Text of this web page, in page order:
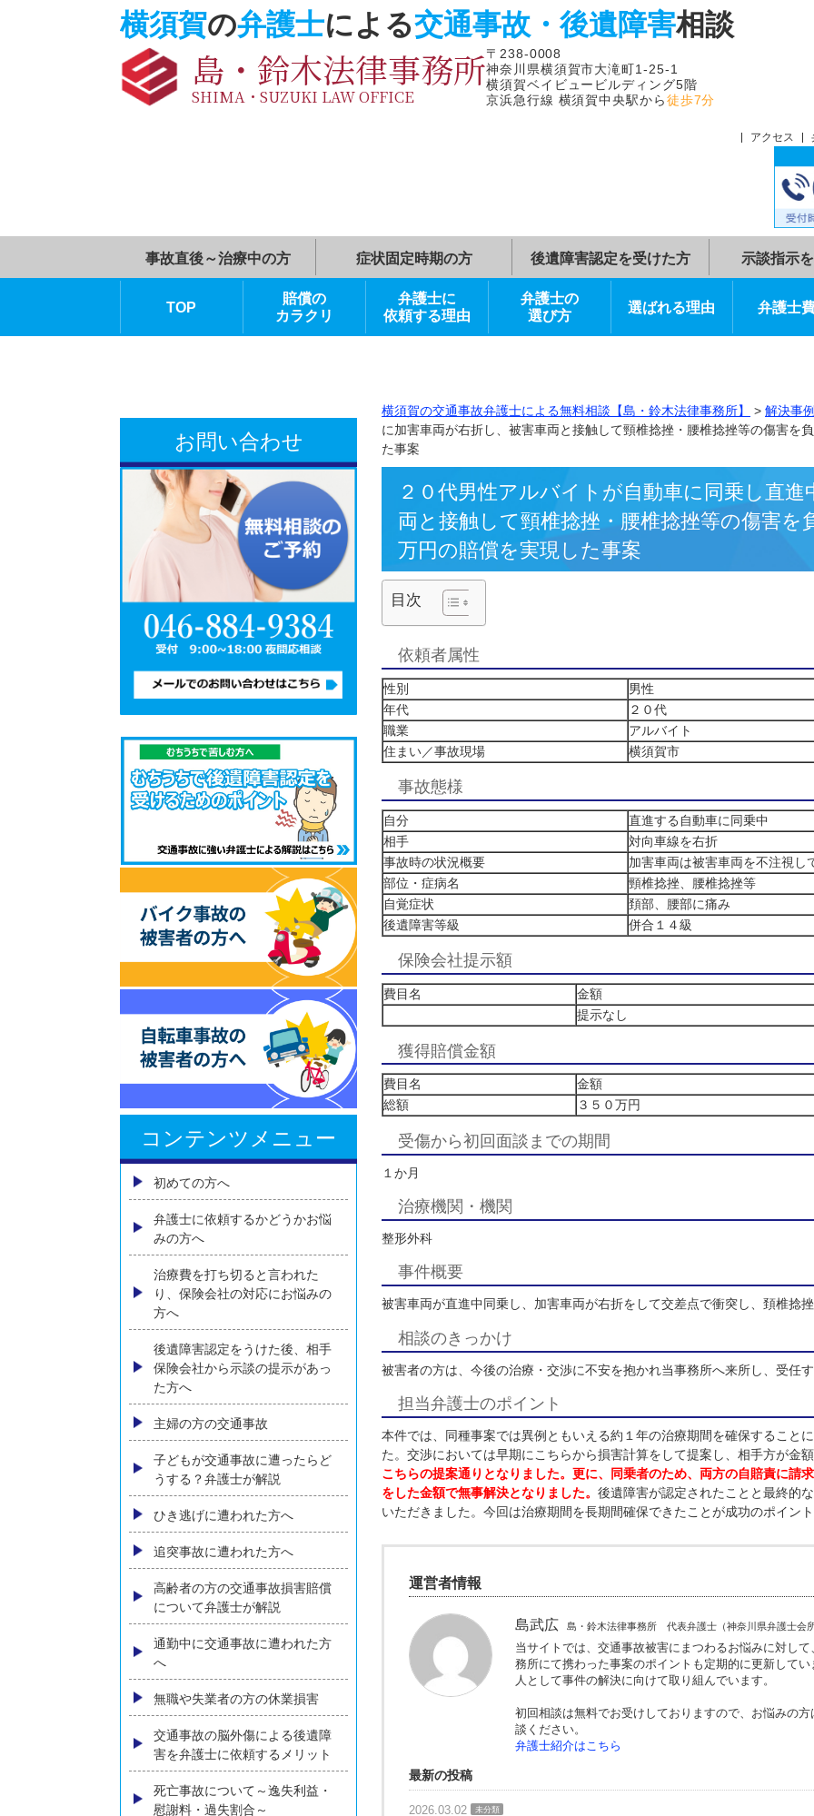
横須賀の弁護士による交通事故・後遺障害
島・鈴木法律事務所
SHIMA・SUZUKI LAW OFFICE
〒238-0008
神奈川県横須賀市大滝町1-25-1
横須賀ベイビュービルディング5階
京浜急行線 横須賀中央駅から
事故直後～治療中の方 症状固定時期の方
TOP
弁護士に
弁護士の
選ばれる理由
に加害車両が右折し、被害車両と接触して頸椎捻挫・腰椎
た事案
２０代男性アルバイトが自動車に同
両と接触して頸椎捻挫・腰椎捻挫等
万円の賠償を実現した事案
目次
依頼者属性
性別
男性
年代
職業
アルバイト
住まい／事故現場 横須賀市
事故態様
自分
直進する自動車
相手
対向車線を右折
事故時の状況概要
部位・症病名
頸椎捻挫、腰椎
自覚症状
頚部、腰部に痛み
後遺障害等級 併合１４級
保険会社提示額
費目名
受傷から初回面談までの期間
１か月
治療機関・機関
整形外科
事件概要
被害車両が直進中同乗し、加害車両が右折をして交差点で衝
相談のきっかけ
被害者の方は、今後の治療・交渉に不安を抱かれ当事務所へ
本件では、同種事案では異例ともいえる約１年の治療期間を
た。交渉においては早期にこちらから損害計算をして提案し
こちらの提案通りとなりました。更に、同乗者のため、両
をした金額で無事解決となりました。後遺障害が認定された
いただきました。今回は治療期間を長期間確保できたことが
お問い合わせ
コンテンツメニュー
初めての方へ
弁護士に依頼するかどうかお悩
みの方へ
治療費を打ち切ると言われた
り、保険会社の対応にお悩みの
方へ
後遺障害認定をうけた後、相手
保険会社から示談の提示があっ
主婦の方の交通事故
子どもが交通事故に遭ったらど
うする？弁護士が解説
ひき逃げに遭われた方へ
高齢者の方の交通事故損害賠償
について弁護士が解説